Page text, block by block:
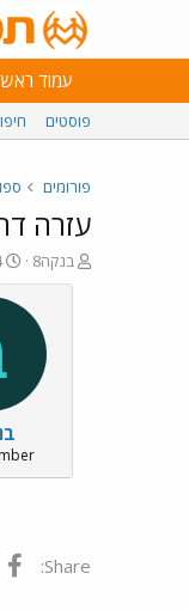
עמוד
פוסטים
פורומים
עזרה
פ
ו
בנקה8
ו
י
Share: